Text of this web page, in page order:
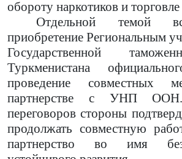
обороту наркотиков и
Отдельной темой
приобретение Региональным
Государственной
Туркменистана
проведение совместных
партнерстве с УНП
переговоров стороны
продолжать совместную
партнерство во имя